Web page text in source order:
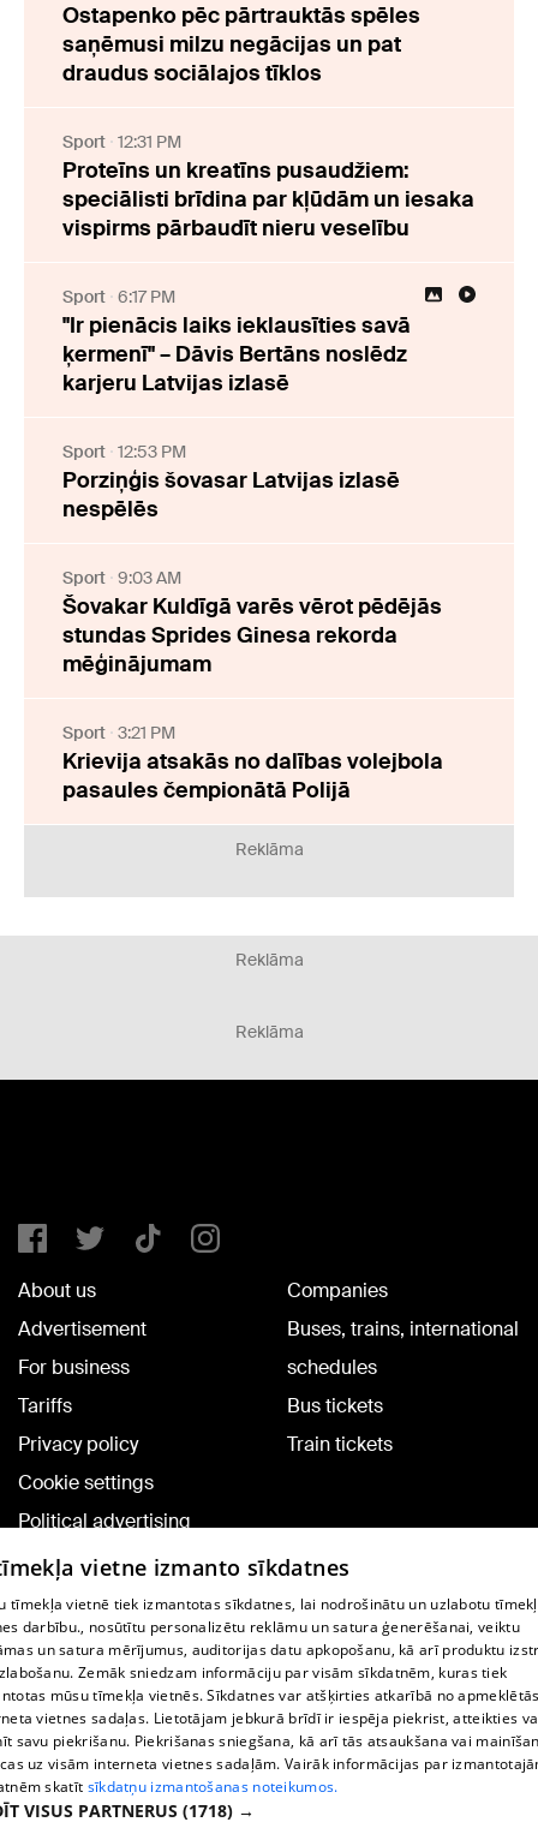
Ostapenko pēc pārtrauktās spēles
saņēmusi milzu negācijas un pat
draudus sociālajos tīklos
Sport 12:31 PM
Proteīns un kreatīns pusaudžiem:
speciālisti brīdina par kļūdām un iesaka
vispirms pārbaudīt nieru veselību
Sport 6:17 PM
"Ir pienācis laiks ieklausīties savā
ķermenī" – Dāvis Bertāns noslēdz
karjeru Latvijas izlasē
Sport 12:53 PM
Porziņģis šovasar Latvijas izlasē
nespēlēs
Sport 9:03 AM
Šovakar Kuldīgā varēs vērot pēdējās
stundas Sprides Ginesa rekorda
mēģinājumam
Sport 3:21 PM
Krievija atsakās no dalības volejbola
pasaules čempionātā Polijā
Reklāma
Reklāma
Reklāma
About us
Advertisement
For business
Tariffs
Privacy policy
Cookie settings
Political advertising
Cookie policy
Commenting terms
Companies
Buses, trains, international
schedules
Bus tickets
Train tickets
TV program
Contract rules
360 Ziņu kontakti
Helio Media
Vortal assistance service: e-mail -
vietne izmanto sīkdatnes
tīmekļa vietnē tiek izmantotas sīkdatnes, lai nodrošinātu un uzlabotu
darbību., nosūtītu personalizētu reklāmu un satura ģenerēšanai, veiktu
un satura mērījumus, auditorijas datu apkopošanu, kā arī produktu
Zemāk sniedzam informāciju par visām sīkdatnēm, kuras tiek
mūsu tīmekļa vietnēs. Sīkdatnes var atšķirties atkarībā no
vietnes sadaļas. Lietotājam jebkurā brīdī ir iespēja piekrist, atteikties
savu piekrišanu. Piekrišanas sniegšana, kā arī tās atsaukšana vai
uz visām interneta vietnes sadaļām. Vairāk informācijas par
skatīt sīkdatņu izmantošanas noteikumos.
VISUS PARTNERUS (1718) →